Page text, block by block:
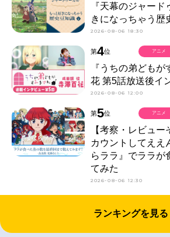
『天幕のジャー
きになっちゃう歴
2026-08-06 18:30
第4位
『うちの弟ども
花 第5話放送後イ
2026-08-06 12:00
アニメ
第5位
【考察・レビュ
カウントしてええ
らララ』でララが
てみた
2026-08-06 12:30
アニメ
ランキングを見る